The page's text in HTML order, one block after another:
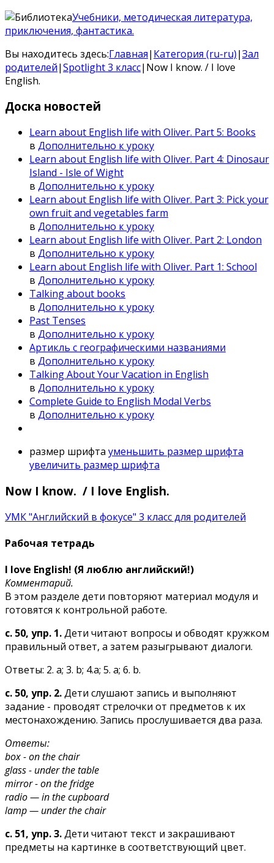
Учебники, методическая литература,
приключения, фантастика.
Вы находитесь здесь:Главная| Категория (ru-ru)|Зал
родителей|Spotlight 3 класс| Now I know. / I love
English.
Доска новостей
Learn about English life with Oliver. Part 5: Books
в Дополнительно к уроку
Learn about English life with Oliver. Part 4: Dinosaur
Island - Isle of Wight
в Дополнительно к уроку
Learn about English life with Oliver. Part 3: Pick your
own fruit and vegetables farm
в Дополнительно к уроку
Learn about English life with Oliver. Part 2: London
в Дополнительно к уроку
Learn about English life with Oliver. Part 1: School
в Дополнительно к уроку
Talking about books
в Дополнительно к уроку
Past Tenses
в Дополнительно к уроку
Артикль с географическими названиями
в Дополнительно к уроку
Talking About Your Vacation in English
в Дополнительно к уроку
Complete Guide to English Modal Verbs
в Дополнительно к уроку
размер шрифта уменьшить размер шрифта
увеличить размер шрифта
Now I know. / I love English.
УМК "Английский в фокусе" 3 класс для родителей
Рабочая тетрадь
I love English! (Я люблю английский!)
Комментарий.
В этом разделе дети повторяют материал модуля и
готовятся к контрольной работе.
с. 50, упр. 1.Дети читают вопросы и обводят кружком
правильный ответ, а затем разыгрывают диалоги.
Ответы: 2. а; 3. b; 4.а; 5. а; 6. b.
с. 50, упр. 2.Дети слушают запись и выполняют
задание - проводят стрелочки от предметов к их
местонахождению. Запись прослушивается два раза.
Ответы:
box - on the chair
glass - under the table
mirror - on the fridge
radio — in the cupboard
lamp — under the chair
c. 51, ynp. 3.Дети читают текст и закрашивают
предметы на картинке в соответствующий цвет.